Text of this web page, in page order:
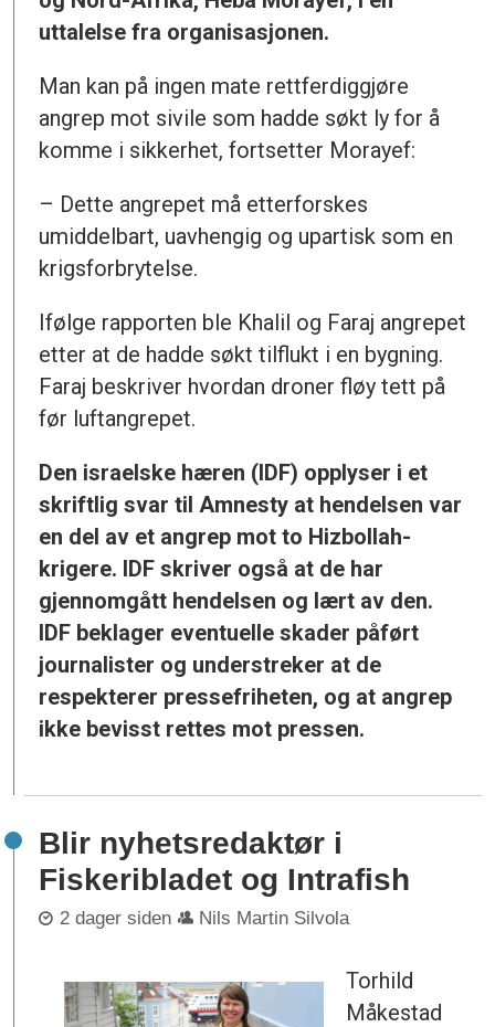
uttalelse fra organisasjonen.
Man kan på ingen mate rettferdiggjøre
angrep mot sivile som hadde søkt ly for å
komme i sikkerhet, fortsetter Morayef:
– Dette angrepet må etterforskes
umiddelbart, uavhengig og upartisk som en
krigsforbrytelse.
Ifølge rapporten ble Khalil og Faraj angrepet
etter at de hadde søkt tilflukt i en bygning.
Faraj beskriver hvordan droner fløy tett på
før luftangrepet.
Den israelske hæren (IDF) opplyser i et
skriftlig svar til Amnesty at hendelsen var
en del av et angrep mot to Hizbollah-
krigere. IDF skriver også at de har
gjennomgått hendelsen og lært av den.
IDF beklager eventuelle skader påført
journalister og understreker at de
respekterer pressefriheten, og at angrep
ikke bevisst rettes mot pressen.
Blir nyhetsredaktør i
Fiskeribladet og Intrafish
2 dager siden Nils Martin Silvola
Torhild
Måkestad